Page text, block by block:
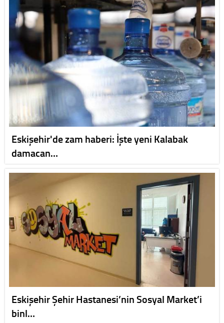
Eskişehir'de zam haberi: İşte yeni Kalabak
damacan…
Eskişehir Şehir Hastanesi’nin Sosyal Market’i
binl…